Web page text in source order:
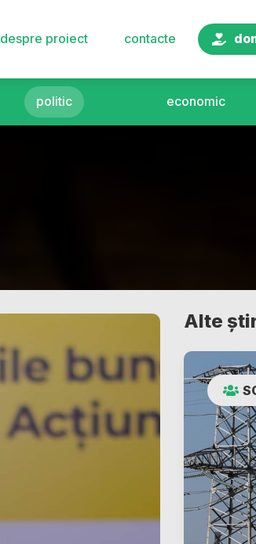
despre proiect contacte
politic economic
Alte